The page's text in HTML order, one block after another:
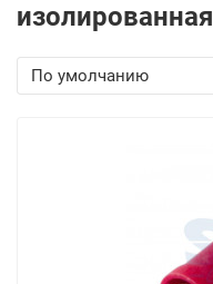
изолированная